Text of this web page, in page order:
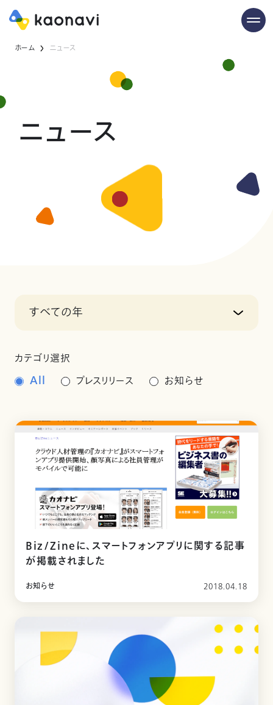
ホーム ニュース
ニュース
すべての年
カテゴリ選択
All プレスリリース お知らせ
Biz/Zineに、スマートフォンアプリに関する記事
が掲載されました
お知らせ 2018.04.18